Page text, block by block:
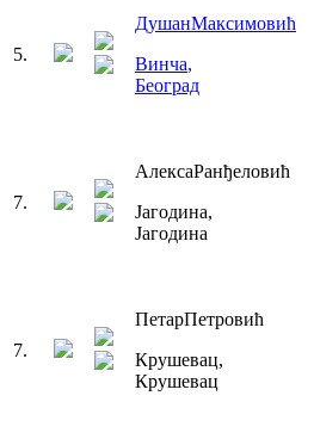
5.
ДушанМаксимовић
Винча,
Београд
7.
АлексаРанђеловић
Јагодина,
Јагодина
7.
ПетарПетровић
Крушевац,
Крушевац